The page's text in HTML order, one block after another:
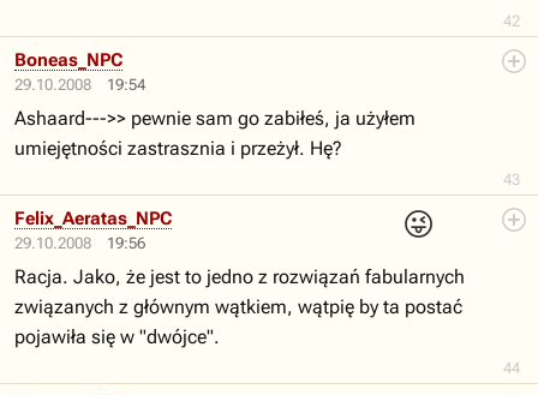
42
29.10.2008 19:54
43
Boneas_NPC
Ashaard--->> pewnie sam go zabiłeś, ja użyłem
umiejętności zastrasznia i przeżył. Hę?
29.10.2008 19:56
😜
44
Felix_Aeratas_NPC
Racja. Jako, że jest to jedno z rozwiązań fabularnych
związanych z głównym wątkiem, wątpię by ta postać
pojawiła się w "dwójce".